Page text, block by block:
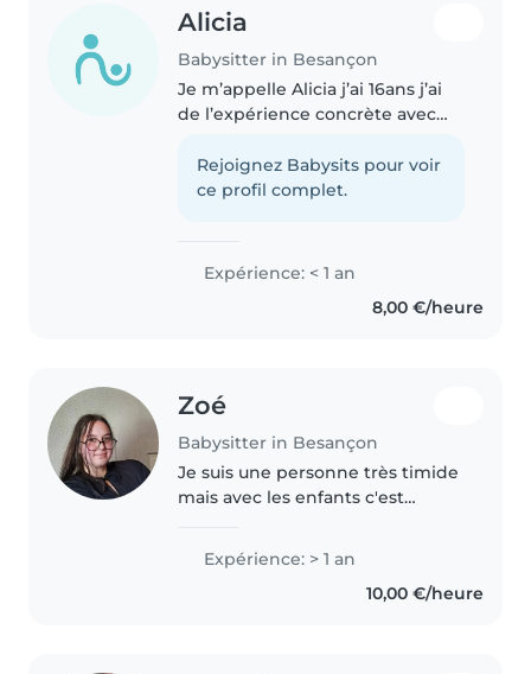
Alicia
Babysitter in Besançon
Je m’appelle Alicia j’ai 16ans j’ai
de l’expérience concrète avec
grands Je suis l’ainé de 3 petits
frères de 9ans,6ans et 16mois Je
Rejoignez Babysits pour voir
ce profil complet.
Expérience: < 1 an
8,00 €/heure
Zoé
Babysitter in Besançon
Je suis une personne très timide
mais avec les enfants c'est
m'entendre avec eux, j'aime
beaucoup tout ce qui créativité
(couture, dessin, coloriage..)..
Expérience: > 1 an
10,00 €/heure